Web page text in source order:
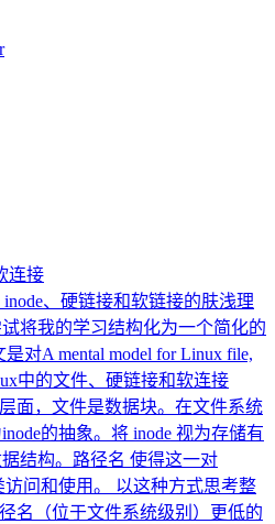
连接
、硬链接和软链接的肤浅理
将我的学习结构化为一个简化的
对A mental model for Linux file,
中的文件、硬链接和软连接
面，文件是数据块。在文件系统
的抽象。将 inode 视为存储有
结构。路径名 使得这一对
访问和使用。 以这种方式思考整
名（位于文件系统级别）更低的